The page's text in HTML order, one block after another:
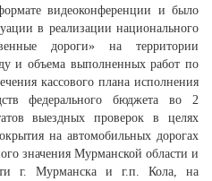
видеоконференции и было
в реализации национального
дороги» на территории
и объема выполненных работ по
кассового плана исполнения
федерального бюджета во 2
выездных проверок в целях
на автомобильных дорогах
значения Мурманской области и
г. Мурманска и г.п. Кола, на